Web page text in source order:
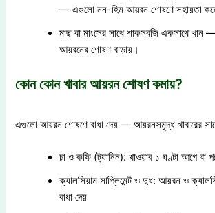
— এগুলো নন-হিম আয়রন শোষণে সহায়তা
মাছ বা মাংসের সাথে শাকসবজি একসাথে
আয়রনের শোষণ বাড়ায়।
কোন কোন খাবার আয়রন শোষণ কমায়?
এগুলো আয়রন শোষণে বাধা দেয় — আয়রনসমৃদ্ধ খাবারের
চা ও কফি (ট্যানিন): খাওয়ার ১ ঘণ্টা আগে বা
ক্যালসিয়াম সাপ্লিমেন্ট ও দুধ: আয়রন ও
বাধা দেয়